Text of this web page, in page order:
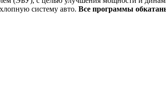
систему авто. Все программы